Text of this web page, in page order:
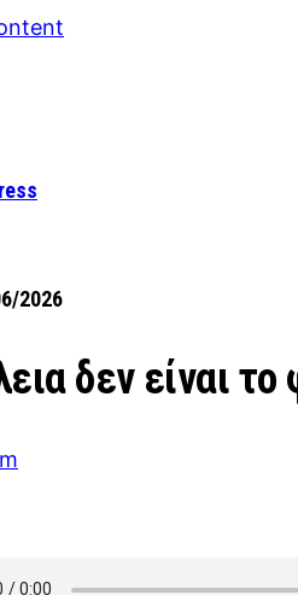
2026
δεν είναι